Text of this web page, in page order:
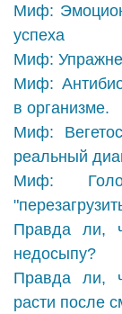
Миф:
успеха
Миф:
Миф:
в организме.
Миф:
реальный
Миф:
Правда ли,
недосыпу?
Правда ли,
расти после